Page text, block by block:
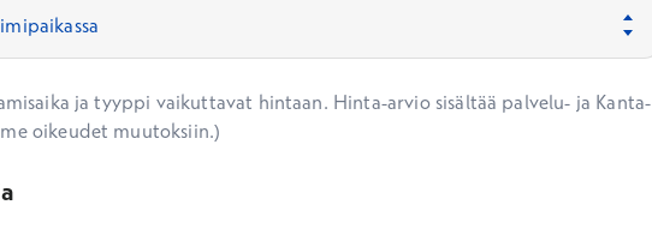
ja tyyppi vaikuttavat hintaan. Hinta-arvio sisältää palvelu- ja Kanta-
oikeudet muutoksiin.)